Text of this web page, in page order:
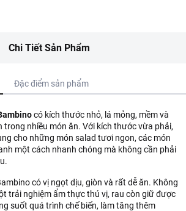
Chi Tiết Sản Phẩm
Đặc điểm sản phẩm
có kích thước nhỏ, lá mỏng, mềm và
trong nhiều món ăn. Với kích thước vừa phải,
cho những món salad tươi ngon, các món
một cách nhanh chóng mà không cần phải
có vị ngọt dịu, giòn và rất dễ ăn. Không
trải nghiệm ẩm thực thú vị, rau còn giữ được
suốt quá trình chế biến, làm tăng thêm